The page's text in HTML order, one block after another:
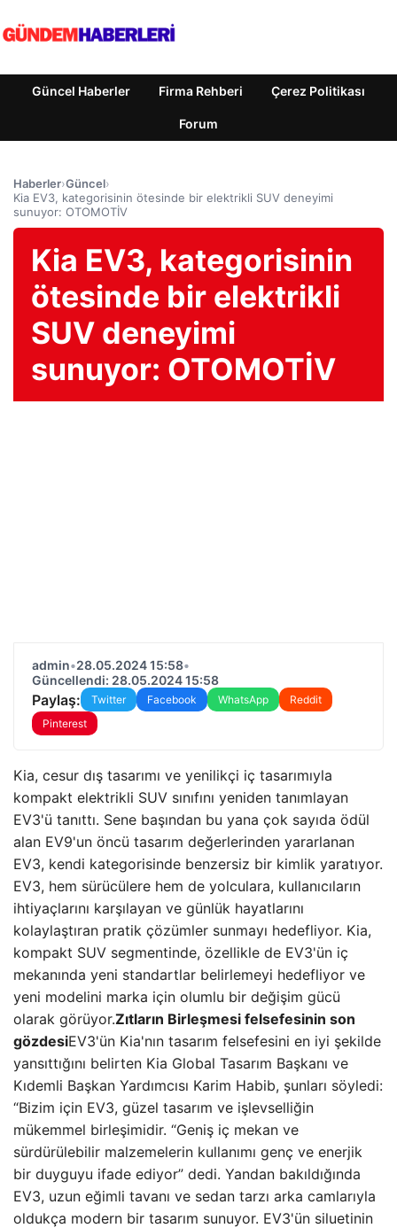
Güncel Haberler Firma Rehberi Çerez Politikası
Forum
Haberler›Güncel›
Kia EV3, kategorisinin ötesinde bir elektrikli SUV deneyimi
sunuyor: OTOMOTİV
Kia EV3, kategorisinin
ötesinde bir elektrikli
SUV deneyimi
sunuyor: OTOMOTİV
admin•28.05.2024 15:58•
Güncellendi: 28.05.2024 15:58
Paylaş: Twitter Facebook WhatsApp
Reddit
Pinterest
Kia, cesur dış tasarımı ve yenilikçi iç tasarımıyla
kompakt elektrikli SUV sınıfını yeniden tanımlayan
EV3'ü tanıttı. Sene başından bu yana çok sayıda ödül
alan EV9'un öncü tasarım değerlerinden yararlanan
EV3, kendi kategorisinde benzersiz bir kimlik yaratıyor.
EV3, hem sürücülere hem de yolculara, kullanıcıların
ihtiyaçlarını karşılayan ve günlük hayatlarını
kolaylaştıran pratik çözümler sunmayı hedefliyor. Kia,
kompakt SUV segmentinde, özellikle de EV3'ün iç
mekanında yeni standartlar belirlemeyi hedefliyor ve
yeni modelini marka için olumlu bir değişim gücü
olarak görüyor.Zıtların Birleşmesi felsefesinin son
gözdesiEV3'ün Kia'nın tasarım felsefesini en iyi şekilde
yansıttığını belirten Kia Global Tasarım Başkanı ve
Kıdemli Başkan Yardımcısı Karim Habib, şunları söyledi:
“Bizim için EV3, güzel tasarım ve işlevselliğin
mükemmel birleşimidir. “Geniş iç mekan ve
sürdürülebilir malzemelerin kullanımı genç ve enerjik
bir duyguyu ifade ediyor” dedi. Yandan bakıldığında
EV3, uzun eğimli tavanı ve sedan tarzı arka camlarıyla
oldukça modern bir tasarım sunuyor. EV3'ün siluetinin